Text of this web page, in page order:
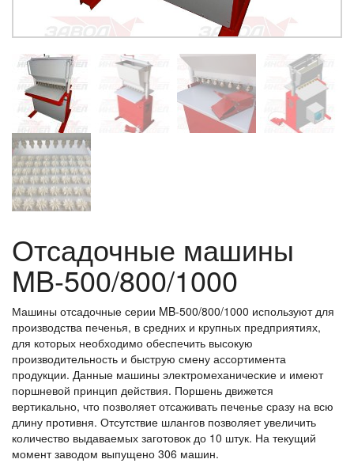
Отсадочные машины
MB-500/800/1000
Машины отсадочные серии MB-500/800/1000 используют для
производства печенья, в средних и крупных предприятиях,
для которых необходимо обеспечить высокую
производительность и быструю смену ассортимента
продукции. Данные машины электромеханические и имеют
поршневой принцип действия. Поршень движется
вертикально, что позволяет отсаживать печенье сразу на всю
длину противня. Отсутствие шлангов позволяет увеличить
количество выдаваемых заготовок до 10 штук. На текущий
момент заводом выпущено 306 машин.